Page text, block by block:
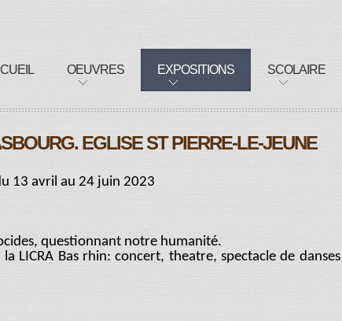
OEUVRES EXPOSITIONS SCOLAIRE
EGLISE ST PIERRE-LE-JEUNE
13 avril au 24 juin 2023
questionnant notre humanité.
LICRA Bas rhin: concert, theatre, spectacle de